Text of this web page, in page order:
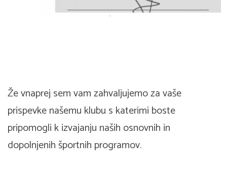
Že vnaprej sem vam zahvaljujemo za vaše
prispevke našemu klubu s katerimi boste
pripomogli k izvajanju naših osnovnih in
dopolnjenih športnih programov.